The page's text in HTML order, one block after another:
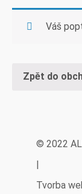
Váš
Zpět do
© 2022
|
Tvorba